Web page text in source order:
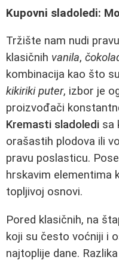
Kupovni sladoledi:
Tržište nam nudi
klasičnih vanila,
kombinacija kao što su
kikiriki puter, izbor je
proizvođači
Kremasti sladoledi sa
orašastih plodova ili
pravu poslasticu.
hrskavim elementima
topljivoj osnovi.
Pored klasičnih, na
koji su često voćniji i
najtoplije dane.